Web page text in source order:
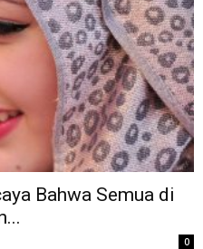
Bahwa Semua di
0